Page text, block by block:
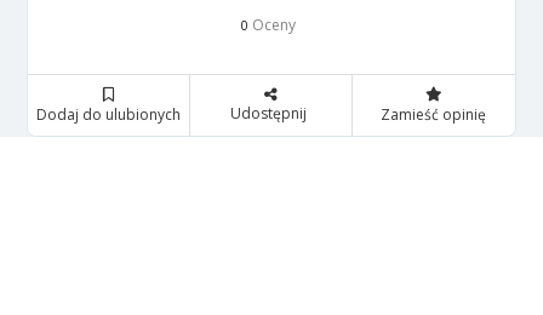
0 Oceny
Dodaj do ulubionych Udostępnij Zamieść opinię